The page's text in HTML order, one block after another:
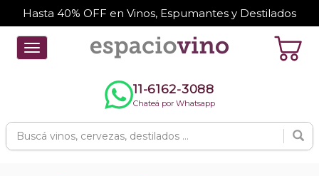
Hasta 40% OFF en Vinos, Espumantes y Destilados
Toggle
navigation
11-6162-3088
Chateá por Whatsapp